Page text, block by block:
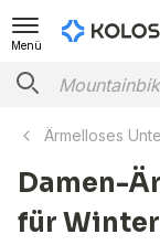
Menü
Ärmelloses
Damen-
für